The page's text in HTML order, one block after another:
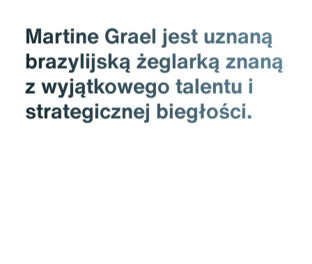
Martine Grael jest uznaną
brazylijską żeglarką znaną
z wyjątkowego talentu i
strategicznej biegłości.